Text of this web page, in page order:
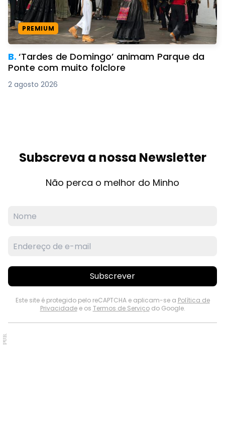
PREMIUM
B.‘Tardes de Domingo’ animam Parque da
Ponte com muito folclore
2 agosto 2026
Subscreva a nossa Newsletter
Não perca o melhor do Minho
Subscrever
Este site é protegido pelo reCAPTCHA e aplicam-se a Política de
Privacidadee os Termos de Serviçodo Google.
PUB.